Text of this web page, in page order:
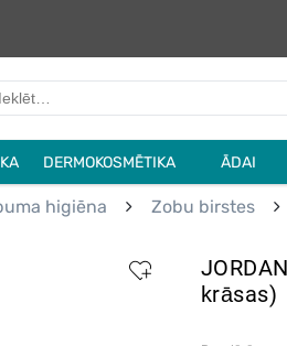
DERMOKOSMĒTIKA ĀDAI
higiēna Zobu birstes
krāsas)